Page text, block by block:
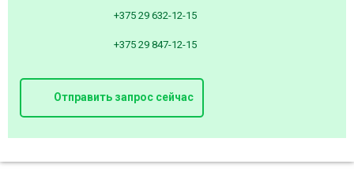
+375 29 632-12-15
+375 29 847-12-15
Отправить запрос сейчас